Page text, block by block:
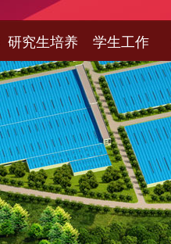
研究生培养 学生工作